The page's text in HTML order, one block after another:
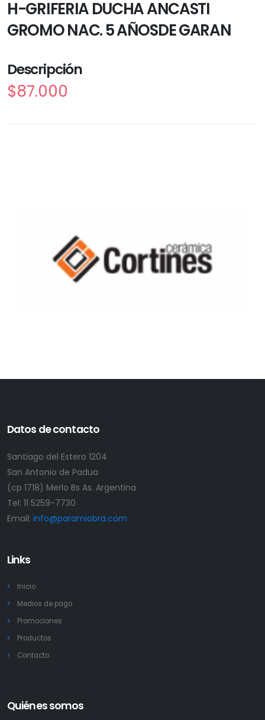
H-GRIFERIA DUCHA ANCASTI
GROMO NAC. 5 AÑOSDE GARAN
Descripción
$87.000
Datos de contacto
Santiago del Estero 1204
San Antonio de Padua
(cp 1718) Merlo Bs As. Argentina
Tel: 11 5259-7730
Email: info@paramiobra.com
Links
Inicio
Medios de pago
Promociones
Productos
Contacto
Quiénes somos